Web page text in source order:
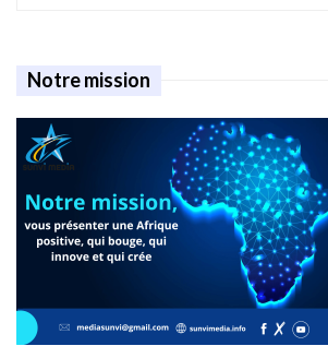
Notre mission